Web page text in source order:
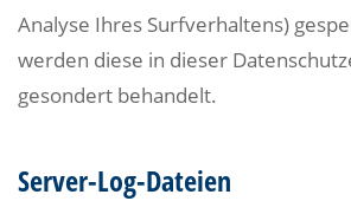
Analyse Ihres Surfverhaltens)
werden diese in dieser
gesondert behandelt.
Server-Log-Dateien